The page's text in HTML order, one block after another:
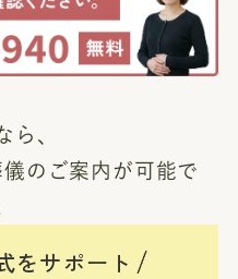
ら、
のご案内が可能で
をサポート